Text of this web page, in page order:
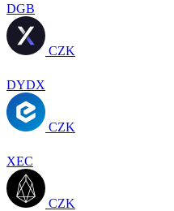
DGB
CZK
DYDX
CZK
XEC
CZK